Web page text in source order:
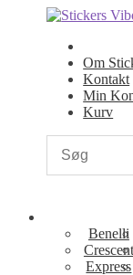
Spring
navigation
Spring
indhold
Om
Kontakt
Min
Kurv
Benelli
Crescent
Express